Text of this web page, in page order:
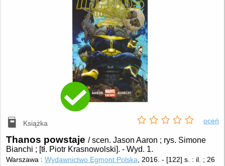
Książka oceń
Thanos powstaje / scen. Jason Aaron ; rys. Simone
Bianchi ; [tł. Piotr Krasnowolski]. - Wyd. 1.
Warszawa : Wydawnictwo Egmont Polska , 2016. - [122] s. : il. ; 26